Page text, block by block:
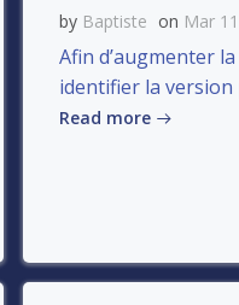
by Baptiste on Mar 11
Afin d’augmenter
identifier la
Read more